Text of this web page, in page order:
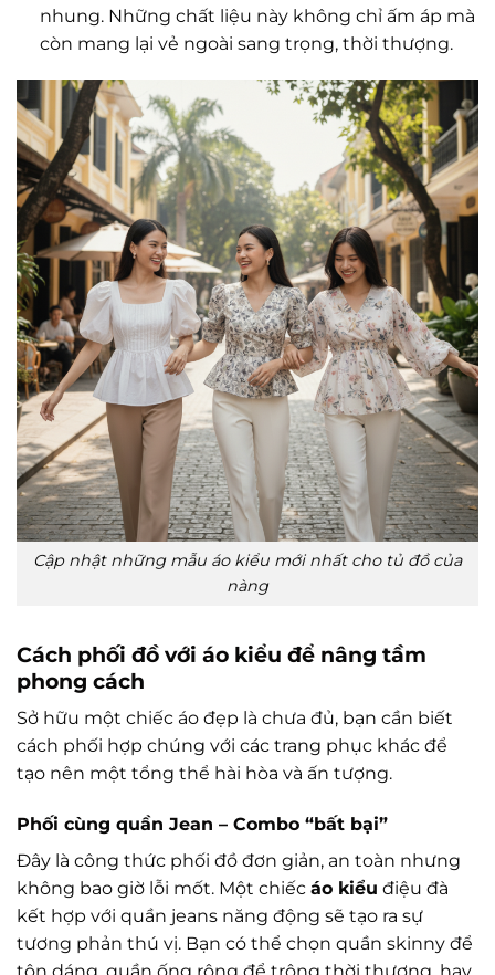
nhung. Những chất liệu này không chỉ ấm áp mà
còn mang lại vẻ ngoài sang trọng, thời thượng.
Cập nhật những mẫu áo kiểu mới nhất cho tủ đồ của
nàng
Cách phối đồ với áo kiểu để nâng tầm
phong cách
Sở hữu một chiếc áo đẹp là chưa đủ, bạn cần biết
cách phối hợp chúng với các trang phục khác để
tạo nên một tổng thể hài hòa và ấn tượng.
Phối cùng quần Jean – Combo “bất bại”
Đây là công thức phối đồ đơn giản, an toàn nhưng
không bao giờ lỗi mốt. Một chiếc áo kiểu điệu đà
kết hợp với quần jeans năng động sẽ tạo ra sự
tương phản thú vị. Bạn có thể chọn quần skinny để